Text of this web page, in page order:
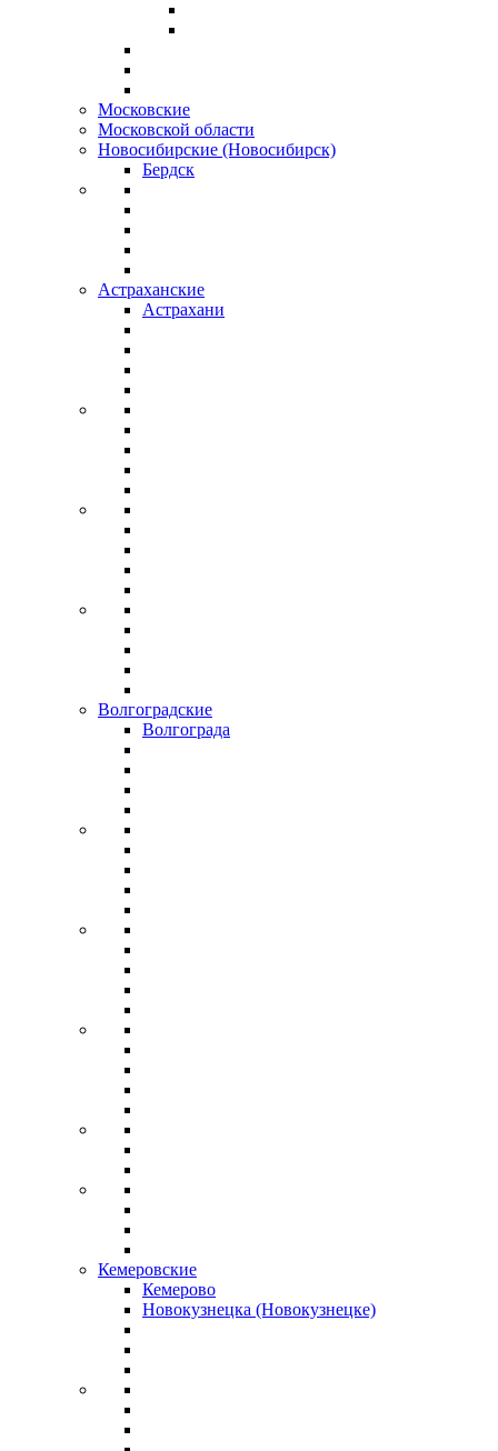
Московские
Московской области
Новосибирские (Новосибирск)
Бердск
Астраханские
Астрахани
Волгоградские
Волгограда
Кемеровские
Кемерово
Новокузнецка (Новокузнецке)